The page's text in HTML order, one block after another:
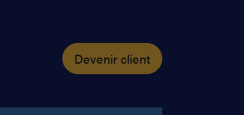
Devenir client